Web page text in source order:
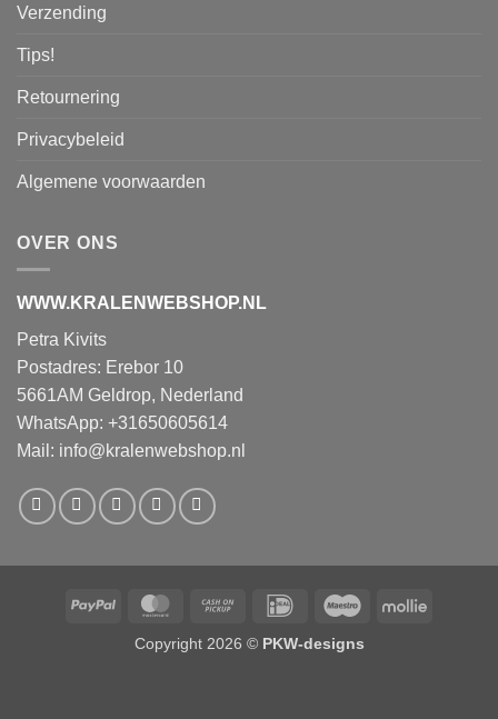
Verzending
Tips!
Retournering
Privacybeleid
Algemene voorwaarden
OVER ONS
WWW.KRALENWEBSHOP.NL
Petra Kivits
Postadres: Erebor 10
5661AM Geldrop, Nederland
WhatsApp: +31650605614
Mail: info@kralenwebshop.nl
PayPal MasterCardCash
Pickup
IDeal Maestro Mollie
Copyright 2026 © PKW-designs